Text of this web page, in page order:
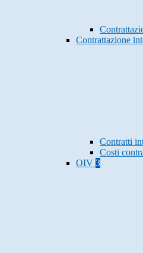
Contrattazione
Contratti
Costi
OIV 3